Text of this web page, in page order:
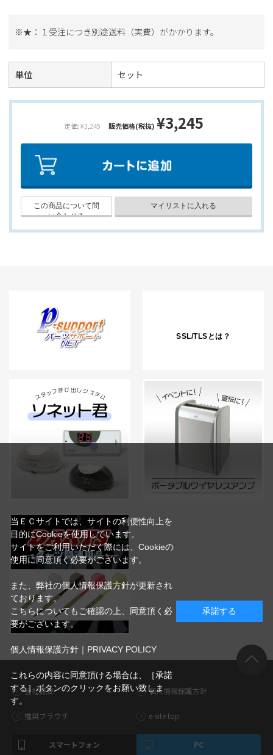
※★：１受注につき別途送料（実費）がかかります。
単位 セット
定価: ¥3,245 販売価格(税抜) ¥3,245
SSL/TLSとは？
会社概要 個人情報保護方針
推奨ブラウザ e-site top
スマートフォン PC
当ＥＣサイトでは、サイトの利便性向上を
目的にCookieを使用しています。
サイトをご利用いただく際には、Cookieの
使用に同意頂く必要がございます。
また、弊社の個人情報保護方針が更新され
ております。
こちらについてもご確認の上、同意頂く必
要がございます。
個人情報保護方針｜PRIVACY POLICY
これらの内容に同意頂ける場合は、［承諾
する］ボタンのクリックをお願い致しま
す。
承諾する